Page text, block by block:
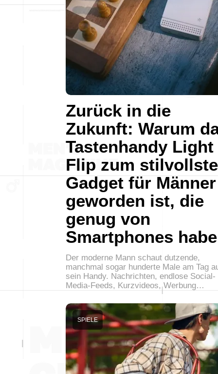
Zurück in die
Zukunft: Warum
Tastenhandy Light
Flip zum
Gadget für Männer
geworden ist, die
genug von
Smartphones
Der moderne Mann schaut dutzende,
manchmal sogar hunderte Male am Tag
sein Handy. Nachrichten, endlose Social-
Media-Feeds, Kurzvideos, Werbung…
SPIELE